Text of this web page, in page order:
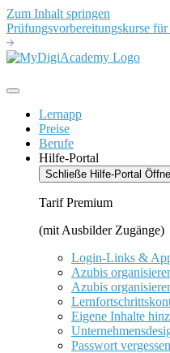
Zum Inhalt springen
Prüfungsvorbereitungskurse für
Lernapp
Preise
Berufe
Hilfe-Portal
Schließe Hilfe-Portal
Tarif Premium
(mit Ausbilder Zugänge)
Login-Links &
Azubis
Azubis
Eigene Inhalte
Passwort